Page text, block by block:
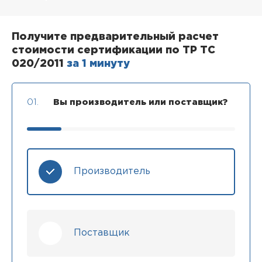
Получите предварительный расчет
стоимости сертификации по ТР ТС
020/2011 за 1 минуту
01. Вы производитель или поставщик?
Производитель
Поставщик